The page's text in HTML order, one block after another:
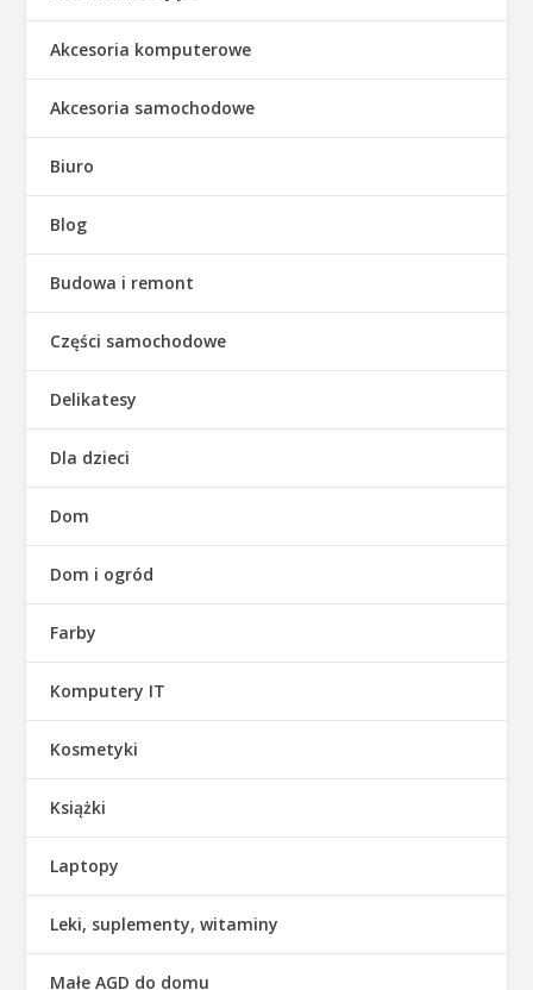
Akcesoria komputerowe
Akcesoria samochodowe
Biuro
Blog
Budowa i remont
Części samochodowe
Delikatesy
Dla dzieci
Dom
Dom i ogród
Farby
Komputery IT
Kosmetyki
Książki
Laptopy
Leki, suplementy, witaminy
Małe AGD do domu